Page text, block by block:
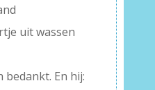
uit wassen
bedankt. En hij: